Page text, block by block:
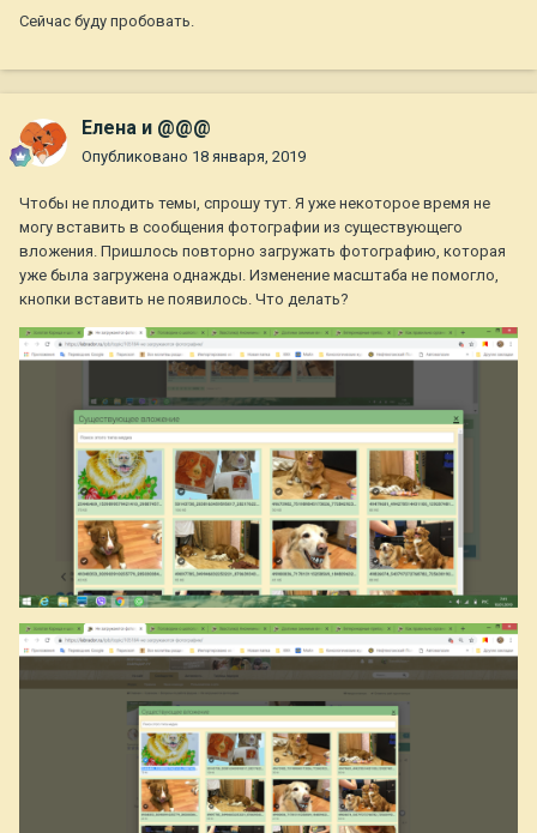
Сейчас буду пробовать.
Елена и @@@
Опубликовано 18 января, 2019
Чтобы не плодить темы, спрошу тут. Я уже некоторое время не
могу вставить в сообщения фотографии из существующего
вложения. Пришлось повторно загружать фотографию, которая
уже была загружена однажды. Изменение масштаба не помогло,
кнопки вставить не появилось. Что делать?